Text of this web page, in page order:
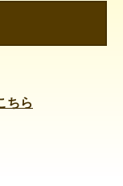
ちら